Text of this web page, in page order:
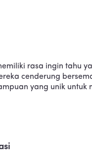
rasa ingin tahu
cenderung
yang unik